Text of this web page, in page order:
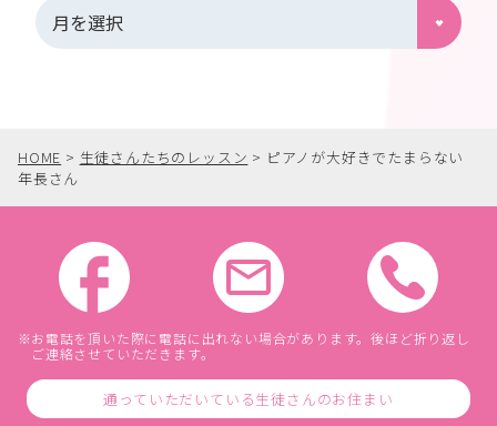
HOME > 生徒さんたちのレッスン > ピアノが大好きでたまらない
年長さん
お電話を頂いた際に電話に出れない場合があります。後ほど折り返し
ご連絡させていただきます。
通っていただいている生徒さんのお住まい